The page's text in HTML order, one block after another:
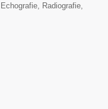
Radiografie,